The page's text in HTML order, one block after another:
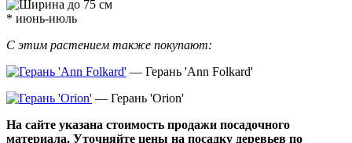
до 75 см
* июнь-июль
С этим растением также покупают:
— Герань 'Ann Folkard'
— Герань 'Orion'
На сайте указана стоимость продажи посадочного
материала. Уточняйте цены на посадку деревьев по